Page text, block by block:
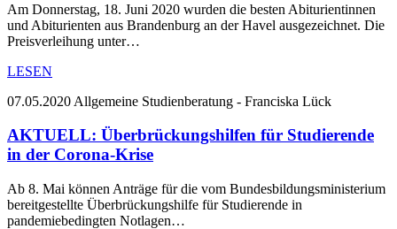
Am Donnerstag, 18. Juni 2020 wurden die besten Abiturientinnen
und Abiturienten aus Brandenburg an der Havel ausgezeichnet. Die
Preisverleihung unter…
LESEN
07.05.2020 Allgemeine Studienberatung - Franciska Lück
AKTUELL: Überbrückungshilfen für Studierende
in der Corona-Krise
Ab 8. Mai können Anträge für die vom Bundesbildungsministerium
bereitgestellte Überbrückungshilfe für Studierende in
pandemiebedingten Notlagen…